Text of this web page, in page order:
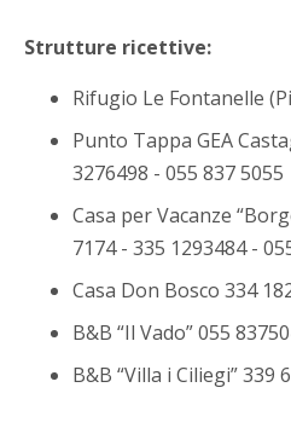
Strutture ricettive:
Rifugio Le Fontanelle
Punto Tappa GEA
3276498 - 055 837 5055
Casa per Vacanze
7174 - 335 1293484 -
Casa Don Bosco 334
B&B “Il Vado” 055
B&B “Villa i Ciliegi” 339